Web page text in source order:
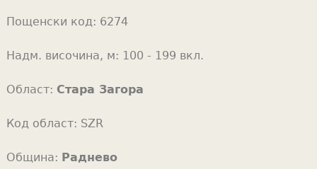
Пощенски код: 6274
Надм. височина, м: 100 - 199 вкл.
Област: Стара Загора
Код област: SZR
Община: Раднево